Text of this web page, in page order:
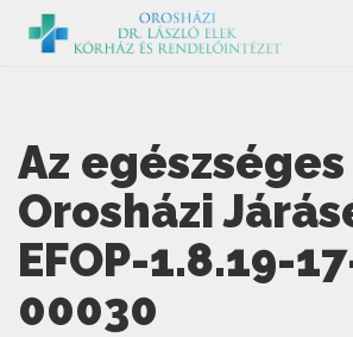
Az egészséges
Orosházi
EFOP-1.8.19-
00030